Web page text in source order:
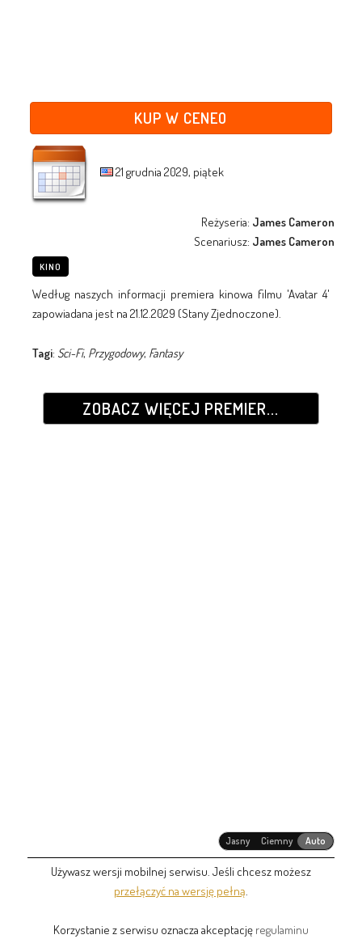
KUP W CENEO
21 grudnia 2029, piątek
Reżyseria: James Cameron
Scenariusz: James Cameron
KINO
Według naszych informacji premiera kinowa filmu 'Avatar 4'
zapowiadana jest na 21.12.2029 (Stany Zjednoczone).
Tagi: Sci-Fi, Przygodowy, Fantasy
ZOBACZ WIĘCEJ PREMIER...
Jasny Ciemny Auto
Używasz wersji mobilnej serwisu. Jeśli chcesz możesz
przełączyć na wersję pełną
Korzystanie z serwisu oznacza akceptację regulaminu